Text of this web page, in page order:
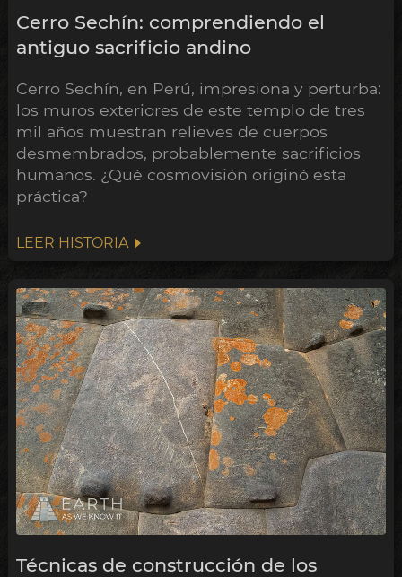
Cerro Sechín: comprendiendo el
antiguo sacrificio andino
Cerro Sechín, en Perú, impresiona y perturba:
los muros exteriores de este templo de tres
mil años muestran relieves de cuerpos
desmembrados, probablemente sacrificios
humanos. ¿Qué cosmovisión originó esta
práctica?
LEER HISTORIA
Técnicas de construcción de los